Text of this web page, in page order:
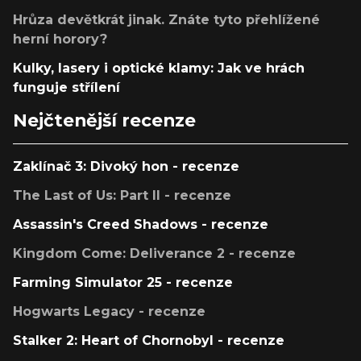
Hrůza devětkrát jinak. Znáte tyto přehlížené
herní horory?
Kulky, lasery i optické klamy: Jak ve hrách
funguje střílení
Nejčtenější recenze
Zaklínač 3: Divoký hon - recenze
The Last of Us: Part II - recenze
Assassin's Creed Shadows - recenze
Kingdom Come: Deliverance 2 - recenze
Farming Simulator 25 - recenze
Hogwarts Legacy - recenze
Stalker 2: Heart of Chornobyl - recenze